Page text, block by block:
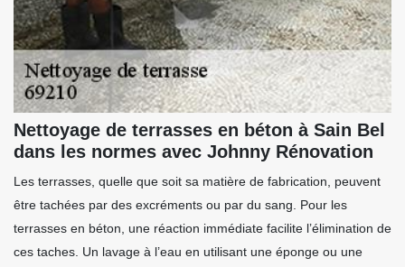
Nettoyage de terrasses en béton à Sain Bel
dans les normes avec Johnny Rénovation
Les terrasses, quelle que soit sa matière de fabrication, peuvent
être tachées par des excréments ou par du sang. Pour les
terrasses en béton, une réaction immédiate facilite l’élimination de
ces taches. Un lavage à l’eau en utilisant une éponge ou une